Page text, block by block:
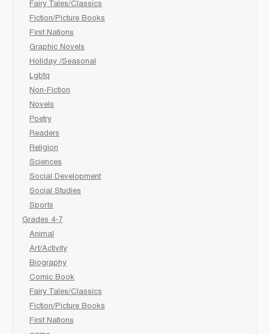
Fairy Tales/Classics
Fiction/Picture Books
First Nations
Graphic Novels
Holiday /Seasonal
Lgbtq
Non-Fiction
Novels
Poetry
Readers
Religion
Sciences
Social Development
Social Studies
Sports
Grades 4-7
Animal
Art/Activity
Biography
Comic Book
Fairy Tales/Classics
Fiction/Picture Books
First Nations